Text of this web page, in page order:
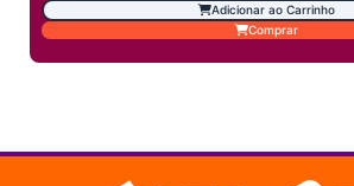
Adicionar ao Carrinho
Comprar